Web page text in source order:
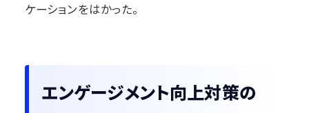
ケーションをはかった。
エンゲージメント向上対策の